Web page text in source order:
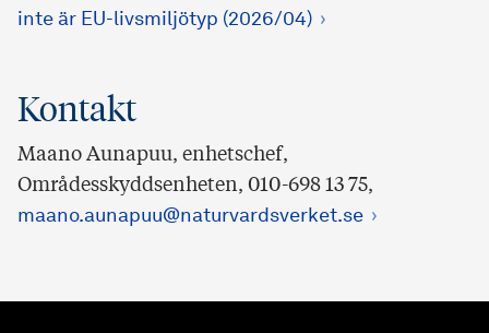
inte är EU-livsmiljötyp (2026/04)
Kontakt
Maano Aunapuu, enhetschef,
Områdesskyddsenheten, 010-698 13 75,
maano.aunapuu@naturvardsverket.se